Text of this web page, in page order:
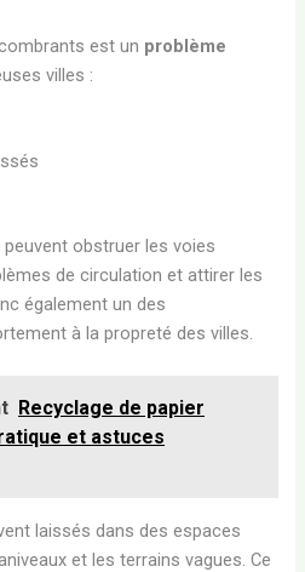
est un problème
villes :
obstruer les voies
de circulation et attirer les
également un des
à la propreté des villes.
Recyclage de papier
et astuces
laissés dans des espaces
et les terrains vagues. Ce